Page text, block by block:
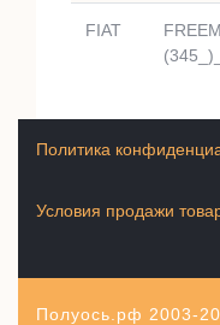
FIAT
Условия продажи
Политика
Полуось.рф 2003-